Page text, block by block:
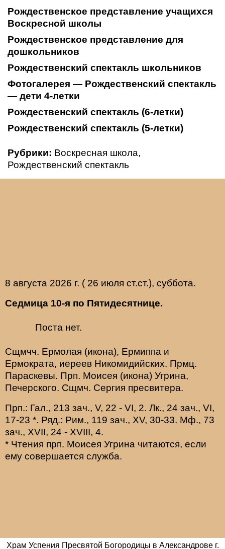
Рождественское представление учащихся
Воскресной школы
Рождественское представление для
дошкольников
Рождественский спектакль школьников
Фотогалерея — Рождественский спектакль
— дети 4-летки
Рождественский спектакль (6-летки)
Рождественский спектакль (5-летки)
Рубрики: Воскресная школа,
Рождественский спектакль
8 августа 2026 г. ( 26 июля ст.ст.), суббота.
Седмица 10-я по Пятидесятнице.
Поста нет.
Сщмчч. Ермолая (икона), Ермиппа и
Ермократа, иереев Никомидийских. Прмц.
Параскевы. Прп. Моисея (икона) Угрина,
Печерского. Сщмч. Сергия пресвитера.
Прп.: Гал., 213 зач., V, 22 - VI, 2. Лк., 24 зач., VI,
17-23 *. Ряд.: Рим., 119 зач., XV, 30-33. Мф., 73
зач., XVII, 24 - XVIII, 4.
* Чтения прп. Моисея Угрина читаются, если
ему совершается служба.
Храм Успения Пресвятой Богородицы в Александрове г.